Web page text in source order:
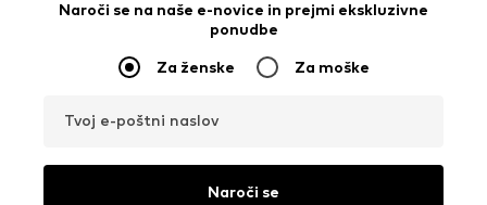
Naroči se na naše e-novice in prejmi ekskluzivne
ponudbe
Za ženske Za moške
Tvoj e-poštni naslov
Naroči se